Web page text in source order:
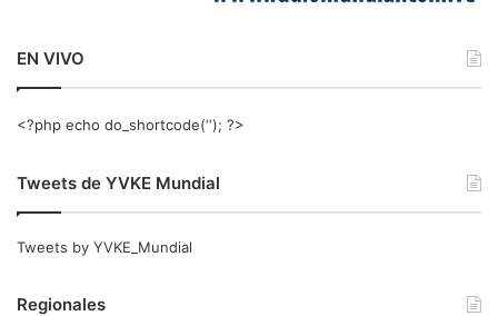
EN VIVO
<?php echo do_shortcode(‘‘); ?>
Tweets de YVKE Mundial
Tweets by YVKE_Mundial
Regionales